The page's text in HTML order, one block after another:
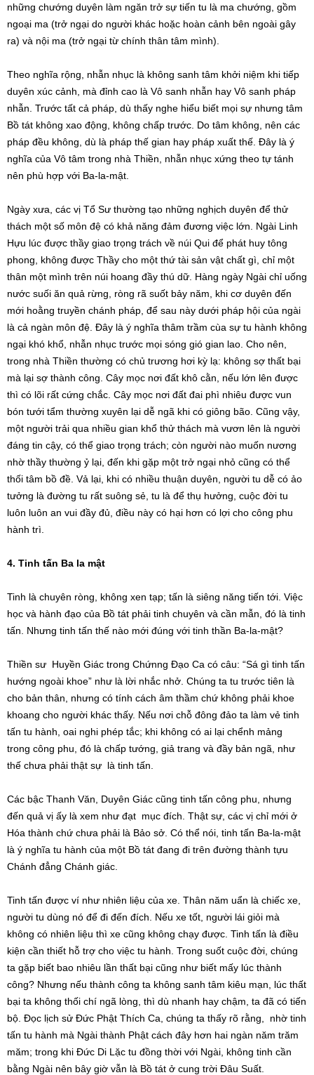
những chướng duyên làm ngăn trở sự tiến tu là ma chướng, gồm
ngoại ma (trở ngại do người khác hoặc hoàn cảnh bên ngoài gây
ra) và nội ma (trở ngại từ chính thân tâm mình).
Theo nghĩa rộng, nhẫn nhục là không sanh tâm khởi niệm khi tiếp
duyên xúc cảnh, mà đỉnh cao là Vô sanh nhẫn hay Vô sanh pháp
nhẫn. Trước tất cả pháp, dù thấy nghe hiểu biết mọi sự nhưng tâm
Bồ tát không xao động, không chấp trước. Do tâm không, nên các
pháp đều không, dù là pháp thế gian hay pháp xuất thế. Đây là ý
nghĩa của Vô tâm trong nhà Thiền, nhẫn nhục xứng theo tự tánh
nên phù hợp với Ba-la-mật.
Ngày xưa, các vị Tổ Sư thường tạo những nghịch duyên để thử
thách một số môn đệ có khả năng đảm đương việc lớn. Ngài Linh
Hựu lúc được thầy giao trọng trách về núi Qui để phát huy tông
phong, không được Thầy cho một thứ tài sản vật chất gì, chỉ một
thân một mình trên núi hoang đầy thú dữ. Hàng ngày Ngài chỉ uống
nước suối ăn quả rừng, ròng rã suốt bảy năm, khi cơ duyên đến
mới hoằng truyền chánh pháp, để sau này dưới pháp hội của ngài
là cả ngàn môn đệ. Đây là ý nghĩa thâm trầm cùa sự tu hành không
ngại khó khổ, nhẫn nhục trước mọi sóng gió gian lao. Cho nên,
trong nhà Thiền thường có chủ trương hơi kỳ lạ: không sợ thất bại
mà lại sợ thành công. Cây mọc nơi đất khô cằn, nếu lớn lên được
thì có lõi rất cứng chắc. Cây mọc nơi đất đai phì nhiêu được vun
bón tưới tẩm thường xuyên lại dễ ngã khi có giông bão. Cũng vậy,
một người trải qua nhiều gian khổ thử thách mà vươn lên là người
đáng tin cậy, có thể giao trọng trách; còn người nào muốn nương
nhờ thầy thường ỷ lại, đến khi gặp một trở ngại nhỏ cũng có thể
thối tâm bồ đề. Vả lại, khi có nhiều thuận duyên, người tu dễ có ảo
tưởng là đường tu rất suông sẻ, tu là để thụ hưởng, cuộc đời tu
luôn luôn an vui đầy đủ, điều này có hại hơn có lợi cho công phu
hành trì.
4. Tinh tấn Ba la mật
Tinh là chuyên ròng, không xen tạp; tấn là siêng năng tiến tới. Việc
học và hành đạo của Bồ tát phải tinh chuyên và cần mẫn, đó là tinh
tấn. Nhưng tinh tấn thế nào mới đúng với tinh thần Ba-la-mật?
Thiền sư Huyền Giác trong Chứnng Đạo Ca có câu: “Sá gì tinh tấn
hướng ngoài khoe” như là lời nhắc nhở. Chúng ta tu trước tiên là
cho bản thân, nhưng có tính cách âm thầm chứ không phải khoe
khoang cho người khác thấy. Nếu nơi chỗ đông đảo ta làm vẻ tinh
tấn tu hành, oai nghi phép tắc; khi không có ai lại chểnh mảng
trong công phu, đó là chấp tướng, giả trang và đầy bản ngã, như
thế chưa phải thật sự là tinh tấn.
Các bậc Thanh Văn, Duyên Giác cũng tinh tấn công phu, nhưng
đến quả vị ấy là xem như đạt mục đích. Thật sự, các vị chỉ mới ở
Hóa thành chứ chưa phải là Bảo sở. Có thể nói, tinh tấn Ba-la-mật
là ý nghĩa tu hành của một Bồ tát đang đi trên đường thành tựu
Chánh đẳng Chánh giác.
Tinh tấn được ví như nhiên liệu của xe. Thân năm uẩn là chiếc xe,
người tu dùng nó để đi đến đích. Nếu xe tốt, người lái giỏi mà
không có nhiên liệu thì xe cũng không chạy được. Tinh tấn là điều
kiện cần thiết hỗ trợ cho việc tu hành. Trong suốt cuộc đời, chúng
ta gặp biết bao nhiêu lần thất bại cũng như biết mấy lúc thành
công? Nhưng nếu thành công ta không sanh tâm kiêu mạn, lúc thất
bại ta không thối chí ngã lòng, thì dù nhanh hay chậm, ta đã có tiến
bộ. Đọc lịch sử Đức Phật Thích Ca, chúng ta thấy rõ rằng, nhờ tinh
tấn tu hành mà Ngài thành Phật cách đây hơn hai ngàn năm trăm
măm; trong khi Đức Di Lặc tu đồng thời với Ngài, không tinh cần
bằng Ngài nên bây giờ vẫn là Bồ tát ở cung trời Đâu Suất.